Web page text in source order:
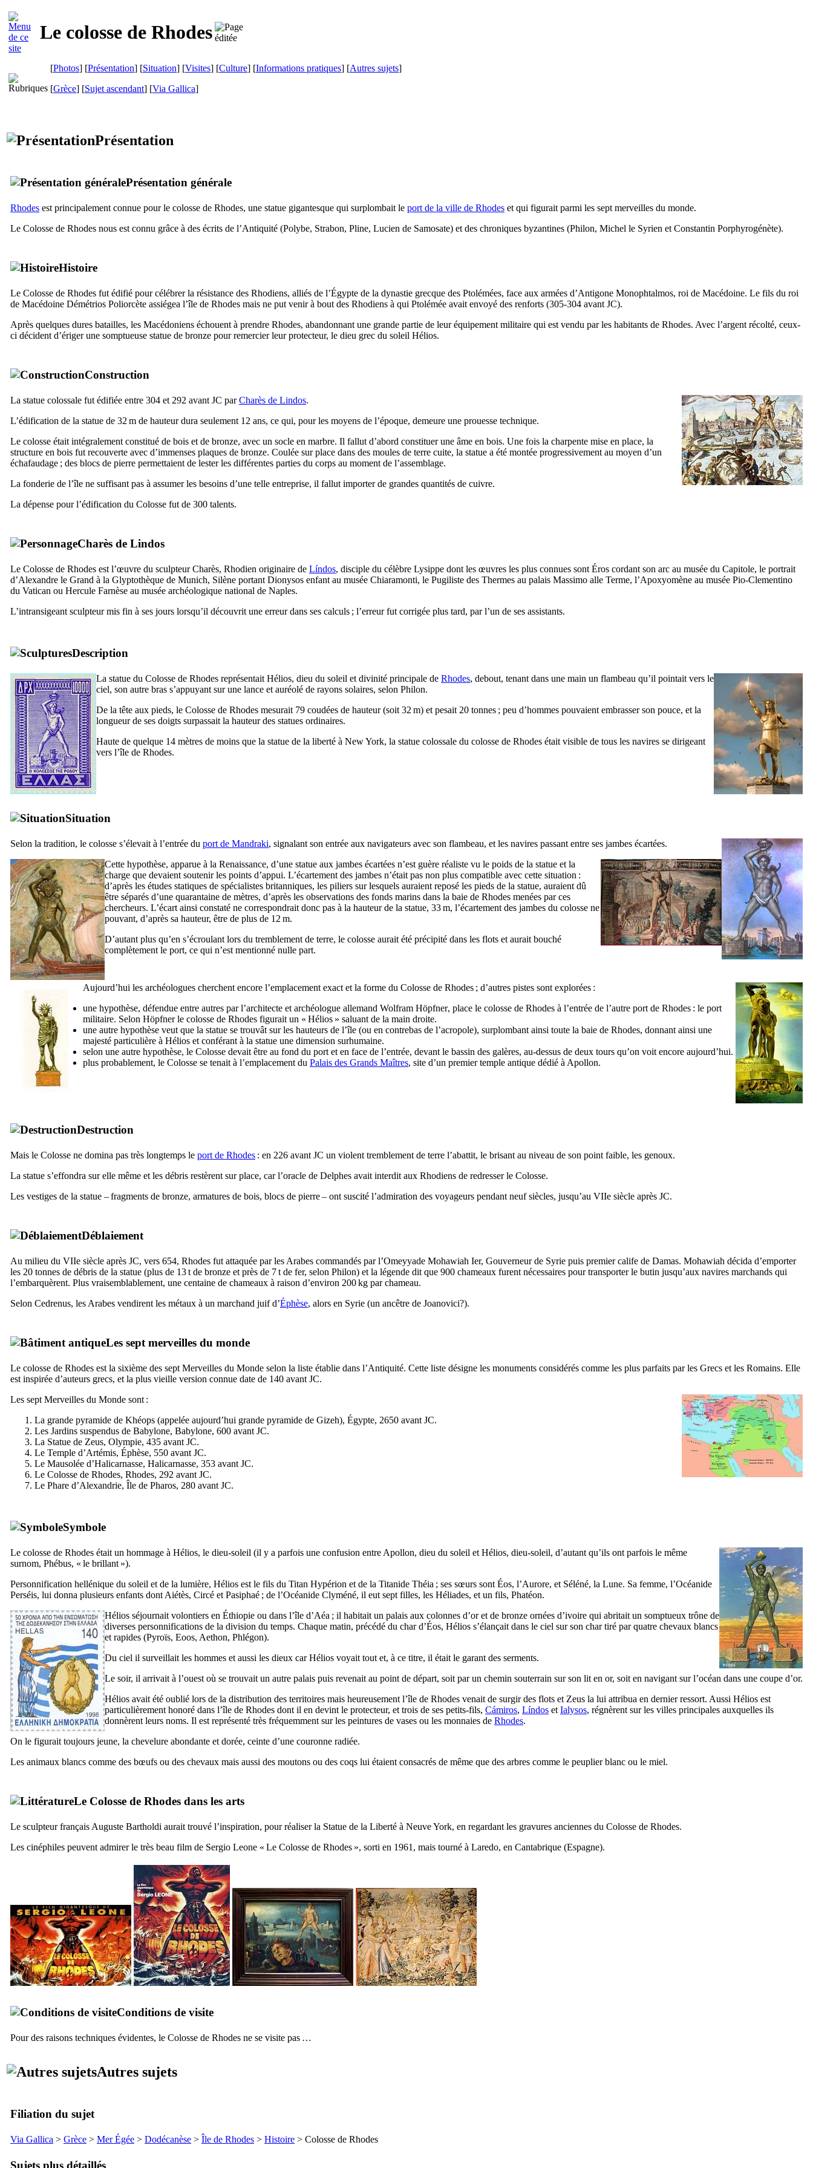
Le colosse de Rhodes
[Photos] [Présentation] [Situation] [Visites] [Culture] [Informations pratiques] [Autres sujets]
[Grèce] [Sujet ascendant] [Via Gallica]
Présentation
Présentation générale
Rhodes est principalement connue pour le colosse de Rhodes, une statue gigantesque qui surplombait le port de la ville de Rhodes et qui figurait parmi les sept merveilles du monde.
Le Colosse de Rhodes nous est connu grâce à des écrits de l’Antiquité (Polybe, Strabon, Pline, Lucien de Samosate) et des chroniques byzantines (Philon, Michel le Syrien et Constantin Porphyrogénète).
Histoire
Le Colosse de Rhodes fut édifié pour célébrer la résistance des Rhodiens, alliés de l’Égypte de la dynastie grecque des Ptolémées, face aux armées d’Antigone Monophtalmos, roi de Macédoine. Le fils du roi
de Macédoine Démétrios Poliorcète assiégea l’île de Rhodes mais ne put venir à bout des Rhodiens à qui Ptolémée avait envoyé des renforts (305-304 avant JC).
Après quelques dures batailles, les Macédoniens échouent à prendre Rhodes, abandonnant une grande partie de leur équipement militaire qui est vendu par les habitants de Rhodes. Avec l’argent récolté, ceux-
ci décident d’ériger une somptueuse statue de bronze pour remercier leur protecteur, le dieu grec du soleil Hélios.
Construction
La statue colossale fut édifiée entre 304 et 292 avant JC parCharès de Lindos.
L’édification de la statue de 32 m de hauteur dura seulement 12 ans, ce qui, pour les moyens de l’époque, demeure une prouesse technique.
Le colosse était intégralement constitué de bois et de bronze, avec un socle en marbre. Il fallut d’abord constituer une âme en bois. Une fois la charpente mise en place, la
structure en bois fut recouverte avec d’immenses plaques de bronze. Coulée sur place dans des moules de terre cuite, la statue a été montée progressivement au moyen d’un
échafaudage ; des blocs de pierre permettaient de lester les différentes parties du corps au moment de l’assemblage.
La fonderie de l’île ne suffisant pas à assumer les besoins d’une telle entreprise, il fallut importer de grandes quantités de cuivre.
La dépense pour l’édification du Colosse fut de 300 talents.
Charès de Lindos
Le Colosse de Rhodes est l’œuvre du sculpteur Charès, Rhodien originaire de Líndos, disciple du célèbre Lysippe dont les œuvres les plus connues sont Éros cordant son arc au musée du Capitole, le portrait
d’Alexandre le Grand à la Glyptothèque de Munich, Silène portant Dionysos enfant au musée Chiaramonti, le Pugiliste des Thermes au palais Massimo alle Terme, l’Apoxyomène au musée Pio-Clementino
du Vatican ou Hercule Farnèse au musée archéologique national de Naples.
L’intransigeant sculpteur mis fin à ses jours lorsqu’il découvrit une erreur dans ses calculs ; l’erreur fut corrigée plus tard, par l’un de ses assistants.
Description
La statue du Colosse de Rhodes représentait Hélios, dieu du soleil et divinité principale de Rhodes, debout, tenant dans une main un flambeau qu’il pointait vers le
ciel, son autre bras s’appuyant sur une lance et auréolé de rayons solaires, selon Philon.
De la tête aux pieds, le Colosse de Rhodes mesurait 79 coudées de hauteur (soit 32 m) et pesait 20 tonnes ; peu d’hommes pouvaient embrasser son pouce, et la
longueur de ses doigts surpassait la hauteur des statues ordinaires.
Haute de quelque 14 mètres de moins que la statue de la liberté à New York, la statue colossale du colosse de Rhodes était visible de tous les navires se dirigeant
vers l’île de Rhodes.
Situation
Selon la tradition, le colosse s’élevait à l’entrée du port de Mandraki, signalant son entrée aux navigateurs avec son flambeau, et les navires passant entre ses jambes écartées.
Cette hypothèse, apparue à la Renaissance, d’une statue aux jambes écartées n’est guère réaliste vu le poids de la statue et la
charge que devaient soutenir les points d’appui. L’écartement des jambes n’était pas non plus compatible avec cette situation :
d’après les études statiques de spécialistes britanniques, les piliers sur lesquels auraient reposé les pieds de la statue, auraient dû
être séparés d’une quarantaine de mètres, d’après les observations des fonds marins dans la baie de Rhodes menées par ces
chercheurs. L’écart ainsi constaté ne correspondrait donc pas à la hauteur de la statue, 33 m, l’écartement des jambes du colosse ne
pouvant, d’après sa hauteur, être de plus de 12 m.
D’autant plus qu’en s’écroulant lors du tremblement de terre, le colosse aurait été précipité dans les flots et aurait bouché
complètement le port, ce qui n’est mentionné nulle part.
Aujourd’hui les archéologues cherchent encore l’emplacement exact et la forme du Colosse de Rhodes ; d’autres pistes sont explorées :
une hypothèse, défendue entre autres par l’architecte et archéologue allemand Wolfram Höpfner, place le colosse de Rhodes à l’entrée de l’autre port de Rhodes : le port
militaire. Selon Höpfnerle colosse de Rhodes figurait un « Hélios » saluant de la main droite.
une autre hypothèse veut que la statue se trouvât sur les hauteurs de l’île (ou en contrebas de l’acropole), surplombant ainsi toute la baie de Rhodes, donnant ainsi une
majesté particulière à Hélios et conférant à la statue une dimension surhumaine.
selon une autre hypothèse, le Colosse devait être au fond du port et en face de l’entrée, devant le bassin des galères, au-dessus de deux tours qu’on voit encore aujourd’hui.
plus probablement, le Colosse se tenait à l’emplacement du Palais des Grands Maîtres, site d’un premier temple antique dédié à Apollon.
Destruction
Mais le Colosse ne domina pas très longtemps le port de Rhodes : en 226 avant JC un violent tremblement de terre l’abattit, le brisant au niveau de son point faible, les genoux.
La statue s’effondra sur elle même et les débris restèrent sur place, car l’oracle de Delphes avait interdit aux Rhodiens de redresser le Colosse.
Les vestiges de la statue – fragments de bronze, armatures de bois, blocs de pierre – ont suscité l’admiration des voyageurs pendant neuf siècles, jusqu’au VIIe siècle après JC.
Déblaiement
Au milieu du VIIe siècle après JC, vers 654, Rhodes fut attaquée par les Arabes commandés par l’Omeyyade Mohawiah Ier, Gouverneur de Syrie puis premier calife de Damas. Mohawiah décida d’emporter
les 20 tonnes de débris de la statue (plus de 13 t de bronze et près de 7 t de fer, selon Philon) et la légende dit que 900 chameaux furent nécessaires pour transporter le butin jusqu’aux navires marchands qui
l’embarquèrent. Plus vraisemblablement, une centaine de chameaux à raison d’environ 200 kg par chameau.
Selon Cedrenus, les Arabes vendirent les métaux à un marchand juif d’Éphèse, alors en Syrie (un ancêtre de Joanovici?).
Les sept merveilles du monde
Le colosse de Rhodes est la sixième des sept Merveilles du Monde selon la liste établie dans l’Antiquité. Cette liste désigne les monuments considérés comme les plus parfaits par les Grecs et les Romains. Elle
est inspirée d’auteurs grecs, et la plus vieille version connue date de 140 avant JC.
Les sept Merveilles du Monde sont :
La grande pyramide de Khéops (appelée aujourd’hui grande pyramide de Gizeh), Égypte, 2650 avant JC.
Les Jardins suspendus de Babylone, Babylone, 600 avant JC.
La Statue de Zeus, Olympie, 435 avant JC.
Le Temple d’Artémis, Éphèse, 550 avant JC.
Le Mausolée d’Halicarnasse, Halicarnasse, 353 avant JC.
Le Colosse de Rhodes, Rhodes, 292 avant JC.
Le Phare d’Alexandrie, Île de Pharos, 280 avant JC.
Symbole
Le colosse de Rhodes était un hommage à Hélios, le dieu-soleil (il y a parfois une confusion entre Apollon, dieu du soleil et Hélios, dieu-soleil, d’autant qu’ils ont parfois le même
surnom, Phébus, « le brillant »).
Personnification hellénique du soleil et de la lumière, Hélios est le fils du Titan Hypérion et de la Titanide Théia ; ses sœurs sont Éos, l’Aurore, et Séléné, la Lune. Sa femme, l’Océanide
Perséis, lui donna plusieurs enfants dont Aiétès, Circé et Pasiphaé ; de l’Océanide Clyméné, il eut sept filles, les Héliades, et un fils, Phatéon.
Hélios séjournait volontiers en Éthiopie ou dans l’île d’Aéa ; il habitait un palais aux colonnes d’or et de bronze ornées d’ivoire qui abritait un somptueux trône de
diverses personnifications de la division du temps. Chaque matin, précédé du char d’Éos, Hélios s’élançait dans le ciel sur son char tiré par quatre chevaux blancs
et rapides (Pyroïs, Eoos, Aethon, Phlégon).
Du ciel il surveillait les hommes et aussi les dieux car Hélios voyait tout et, à ce titre, il était le garant des serments.
Le soir, il arrivait à l’ouest où se trouvait un autre palais puis revenait au point de départ, soit par un chemin souterrain sur son lit en or, soit en navigant sur l’océan dans une coupe d’or.
Hélios avait été oublié lors de la distribution des territoires mais heureusement l’île de Rhodes venait de surgir des flots et Zeus la lui attribua en dernier ressort. Aussi Hélios est
particulièrement honoré dans l’île de Rhodes dont il en devint le protecteur, et trois de ses petits-fils, Cámiros, Líndos et Ialysos, régnèrent sur les villes principales auxquelles ils
donnèrent leurs noms. Il est représenté très fréquemment sur les peintures de vases ou les monnaies de Rhodes.
On le figurait toujours jeune, la chevelure abondante et dorée, ceinte d’une couronne radiée.
Les animaux blancs comme des bœufs ou des chevaux mais aussi des moutons ou des coqs lui étaient consacrés de même que des arbres comme le peuplier blanc ou le miel.
Le Colosse de Rhodes dans les arts
Le sculpteur français Auguste Bartholdi aurait trouvé l’inspiration, pour réaliser la Statue de la Liberté à Neuve York, en regardant les gravures anciennes du Colosse de Rhodes.
Les cinéphiles peuvent admirer le très beau film de Sergio Leone « Le Colosse de Rhodes », sorti en 1961, mais tourné à Laredo, en Cantabrique (Espagne).
Conditions de visite
Pour des raisons techniques évidentes, le Colosse de Rhodes ne se visite pas …
Autres sujets
Filiation du sujet
Via Gallica > Grèce > Mer Égée > Dodécanèse > Île de Rhodes > Histoire > Colosse de Rhodes
Sujets plus détaillés